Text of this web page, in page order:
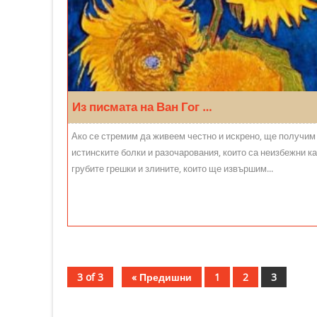
Из писмата на Ван Гог …
Ако се стремим да живеем честно и искрено, ще получим
истинските болки и разочарования, които са неизбежни
грубите грешки и злините, които ще извършим...
3 of 3 « Предишни 1 2 3